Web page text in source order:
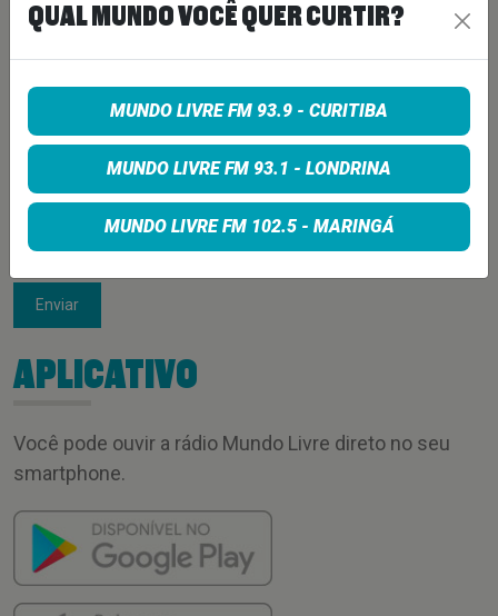
Enviar
APLICATIVO
Você pode ouvir a rádio Mundo Livre direto no seu
smartphone.
QUAL MUNDO VOCÊ QUER CURTIR?
MUNDO LIVRE FM 93.9 - CURITIBA
MUNDO LIVRE FM 93.1 - LONDRINA
MUNDO LIVRE FM 102.5 - MARINGÁ